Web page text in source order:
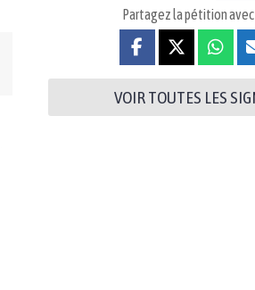
Partagez la pétition avec
VOIR TOUTES LES